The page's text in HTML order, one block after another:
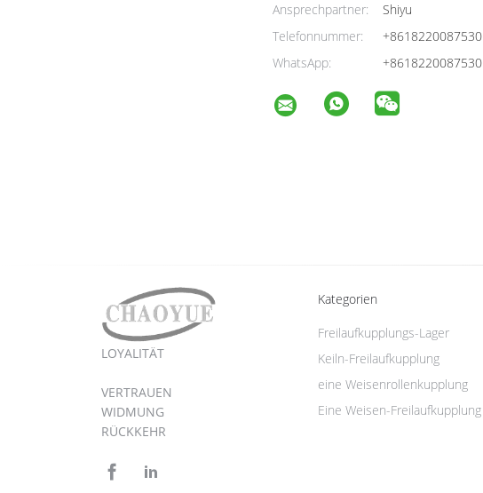
Ansprechpartner:
Shiyu
Telefonnummer:
+8618220087530
WhatsApp:
+8618220087530
LOYALITÄT
VERTRAUEN
WIDMUNG
RÜCKKEHR
Kategorien
Eine Weisen-Freilaufkupplung
Freilaufkupplungs-Lager
Keiln-Freilaufkupplung
eine Weisenrollenkupplung